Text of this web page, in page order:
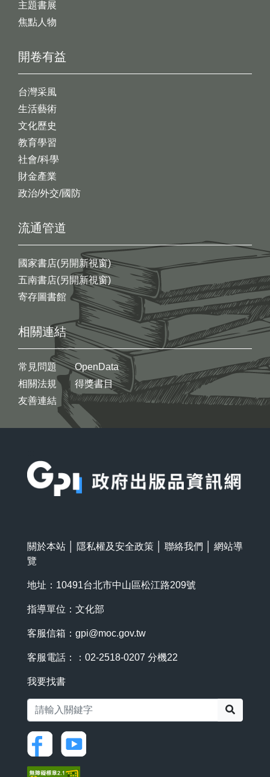
開卷有益
台灣采風
生活藝術
文化歷史
教育學習
社會/科學
財金產業
政治/外交/國防
主題書展
焦點人物
流通管道
國家書店(另開新視窗)
五南書店(另開新視窗)
寄存圖書館
相關連結
常見問題
相關法規
友善連結
OpenData
得獎書目
關於本站 隱私權及安全政策 聯絡我們
網站導
覽
地址：10491台北市中山區松江路209號
指導單位：文化部
客服信箱： gpi@moc.gov.tw
客服電話：：02-2518-0207 分機22
我要找書